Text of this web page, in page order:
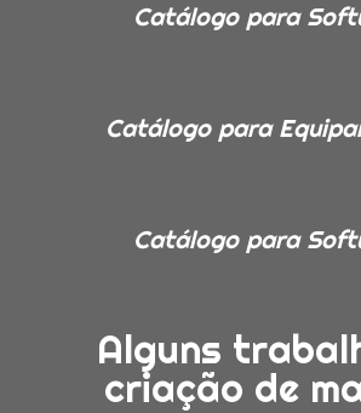
Catálogo para
Catálogo para
Catálogo para
Alguns
criação de